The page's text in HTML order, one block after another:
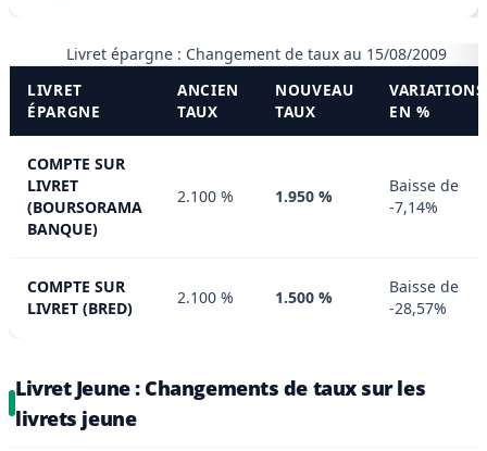
Livret épargne : Changement de taux au 15/08/2009
LIVRET
ÉPARGNE
ANCIEN
TAUX
NOUVEAU
TAUX
VARIATIONS
EN %
COMPTE SUR
LIVRET
(BOURSORAMA
BANQUE)
2.100 % 1.950 %
Baisse de
-7,14%
COMPTE SUR
LIVRET (BRED)
2.100 % 1.500 %
Baisse de
-28,57%
Livret Jeune : Changements de taux sur les
livrets jeune